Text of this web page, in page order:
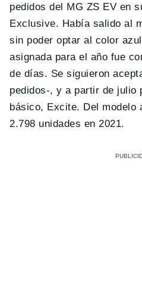
pedidos del MG ZS EV en
Exclusive. Había salido al
sin poder optar al color
asignada para el año fue
de días. Se siguieron
pedidos-, y a partir de julio
básico, Excite. Del modelo
2.798 unidades en 2021.